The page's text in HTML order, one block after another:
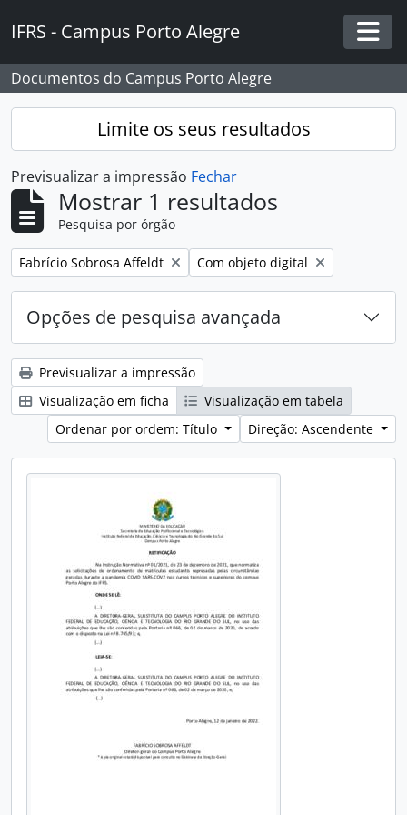
IFRS - Campus Porto Alegre
Documentos do Campus Porto Alegre
Limite os seus resultados
Previsualizar a impressão Fechar
Mostrar 1 resultados
Pesquisa por órgão
Remover filtro:
Fabrício Sobrosa Affeldt Remover filtro:
Com objeto digital
Opções de pesquisa avançada
Previsualizar a impressão
Visualização em ficha
Visualização em tabela
Ordenar por ordem: Título
Direção: Ascendente